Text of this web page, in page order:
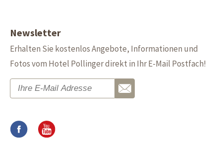
Newsletter
Erhalten Sie kostenlos Angebote, Informationen und
Fotos vom Hotel Pollinger direkt in Ihr E-Mail Postfach!